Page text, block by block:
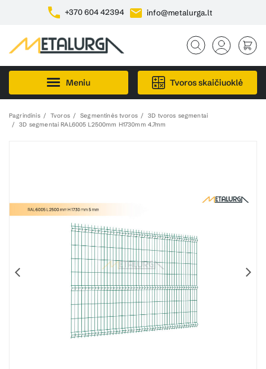
+370 604 42394 info@metalurga.lt
Meniu Tvoros skaičiuoklė
Pagrindinis Tvoros Segmentinės tvoros
3D tvoros segmentai
3D segmentai RAL6005 L2500mm H1730mm 4.7mm